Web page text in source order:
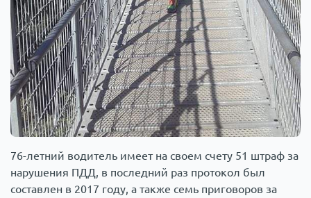
76-летний водитель имеет на своем счету 51 штраф за
нарушения ПДД, в последний раз протокол был
составлен в 2017 году, а также семь приговоров за